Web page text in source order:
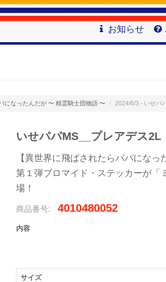
お知らせ
になったんだが 〜 精霊騎士団物語 〜 2024/6/3 - いせパ
いせパパMS__プレアデス2L
【異世界に飛ばされたらパパになっ
第１弾ブロマイド・ステッカーが「
場！
商品番号: 4010480052
内容
サイズ